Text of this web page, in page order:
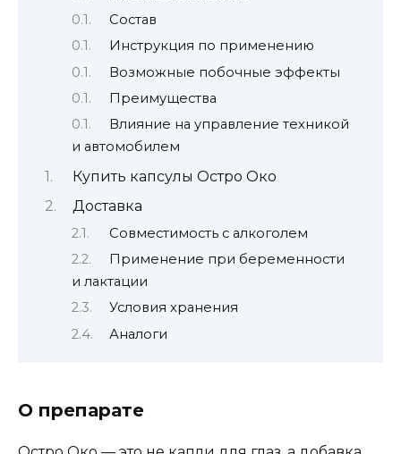
Состав
Инструкция по применению
Возможные побочные эффекты
Преимущества
Влияние на управление техникой
и автомобилем
Купить капсулы Остро Око
Доставка
Совместимость с алкоголем
Применение при беременности
и лактации
Условия хранения
Аналоги
О препарате